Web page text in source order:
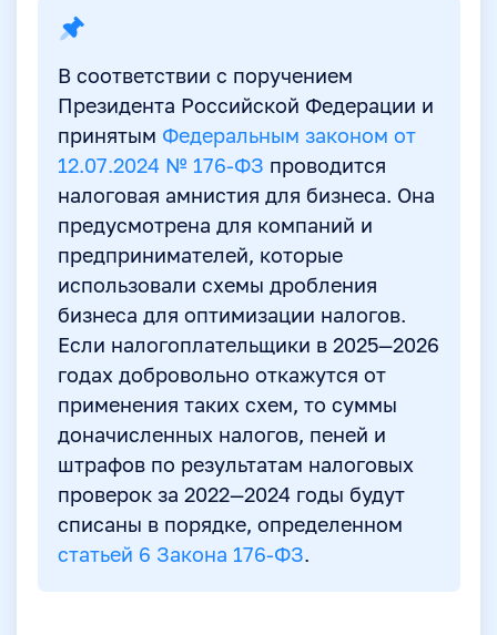
В соответствии с поручением
Президента Российской Федерации и
принятым Федеральным законом от
12.07.2024 № 176-ФЗ проводится
налоговая амнистия для бизнеса. Она
предусмотрена для компаний и
предпринимателей, которые
использовали схемы дробления
бизнеса для оптимизации налогов.
Если налогоплательщики в 2025—2026
годах добровольно откажутся от
применения таких схем, то суммы
доначисленных налогов, пеней и
штрафов по результатам налоговых
проверок за 2022—2024 годы будут
списаны в порядке, определенном
статьей 6 Закона 176-ФЗ.